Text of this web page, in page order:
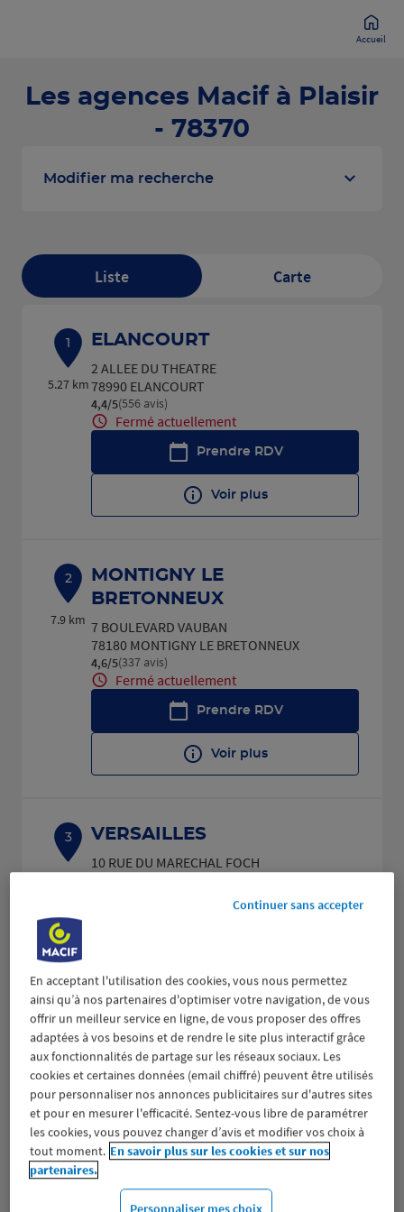
Accueil
Les agences Macif à Plaisir
- 78370
Modifier ma recherche
Liste Carte
1
5.27 km
ELANCOURT
2 ALLEE DU THEATRE
78990 ELANCOURT
4,4/5Note de 4.4 sur 5
(556 avis)
Fermé actuellement
Prendre RDV
Voir plus
2
7.9 km
MONTIGNY LE
BRETONNEUX
7 BOULEVARD VAUBAN
78180 MONTIGNY LE BRETONNEUX
4,6/5Note de 4.6 sur 5
(337 avis)
Fermé actuellement
Prendre RDV
Voir plus
3
13.54
VERSAILLES
10 RUE DU MARECHAL FOCH
Fermé actuellement
Voir plus
4
14.89
km
POISSY
42 BOULEVARD GAMBETTA
78300 POISSY
4,6/5Note de 4.6 sur 5
(675 avis)
Fermé actuellement
En acceptant l'utilisation des cookies, vous nous permettez
ainsi qu’à nos partenaires d'optimiser votre navigation, de vous
offrir un meilleur service en ligne, de vous proposer des offres
adaptées à vos besoins et de rendre le site plus interactif grâce
aux fonctionnalités de partage sur les réseaux sociaux. Les
cookies et certaines données (email chiffré) peuvent être utilisés
pour personnaliser nos annonces publicitaires sur d'autres sites
et pour en mesurer l'efficacité. Sentez-vous libre de paramétrer
les cookies, vous pouvez changer d’avis et modifier vos choix à
tout moment. En savoir plus sur les cookies et sur nos
partenaires.
Continuer sans accepter